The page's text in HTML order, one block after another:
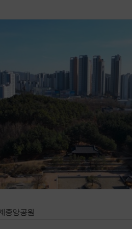
중앙공원